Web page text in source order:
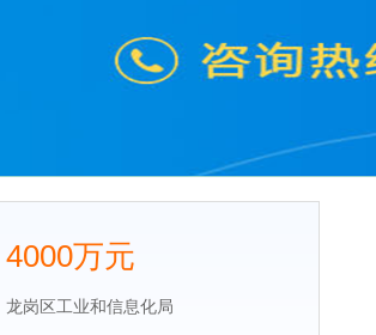
4000万元
龙岗区工业和信息化局